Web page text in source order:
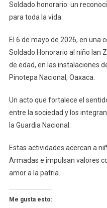
Soldado honorario: un
para toda la vida.
El 6 de mayo de 2026, en una
Soldado Honorario al niño Ian
de edad, en las instalaciones
Pinotepa Nacional, Oaxaca.
Un acto que fortalece el
entre la sociedad y los
la Guardia Nacional.
Estas actividades acercan a
Armadas e impulsan valores
amor a la patria.
Me gusta esto: